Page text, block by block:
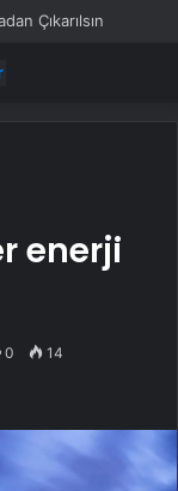
Çıkarılsın
enerji
0 14